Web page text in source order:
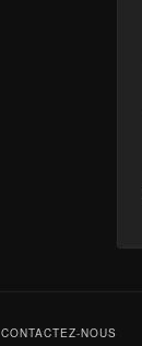
CONTACTEZ-NOUS